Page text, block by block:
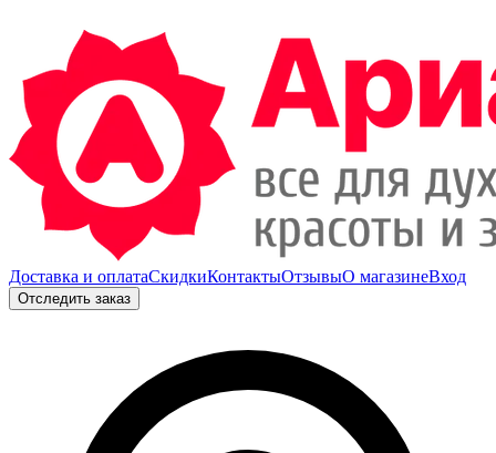
Доставка и оплатаСкидкиКонтактыОтзывыО магазинеВход
Отследить заказ